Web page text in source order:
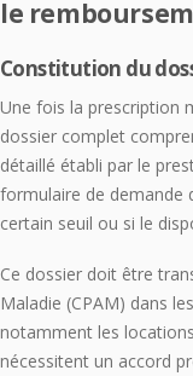
le
Constitution du
Une fois la prescription
dossier complet
détaillé établi par le
formulaire de demande
certain seuil ou si le
Ce dossier doit être
Maladie (CPAM) dans
notamment les
nécessitent un accord